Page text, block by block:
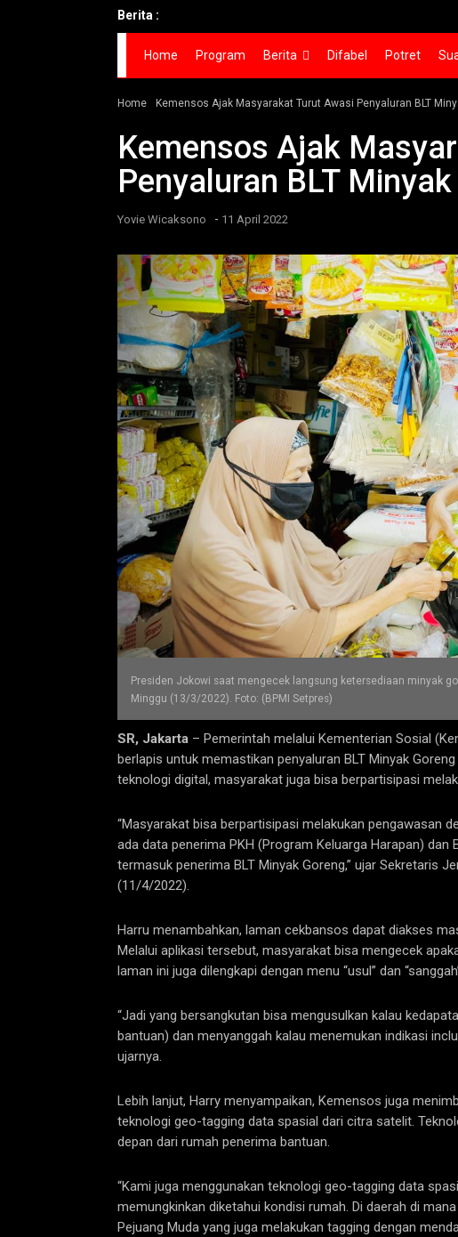
Berita :
Home Program Berita Difabel Potret
Home Kemensos Ajak Masyarakat Turut Awasi Penyaluran BLT
Kemensos Ajak
Penyaluran BLT
Yovie Wicaksono - 11 April 2022
Presiden Jokowi saat mengecek langsung ketersediaan minyak
Minggu (13/3/2022). Foto: (BPMI Setpres)
SR, Jakarta – Pemerintah melalui Kementerian Sosial
berlapis untuk memastikan penyaluran BLT Minyak
teknologi digital, masyarakat juga bisa berpartisipasi
“Masyarakat bisa berpartisipasi melakukan pengawasan
ada data penerima PKH (Program Keluarga Harapan)
termasuk penerima BLT Minyak Goreng,” ujar Sekretaris
(11/4/2022).
Harru menambahkan, laman cekbansos dapat diakses
Melalui aplikasi tersebut, masyarakat bisa mengecek
laman ini juga dilengkapi dengan menu “usul” dan
“Jadi yang bersangkutan bisa mengusulkan kalau
bantuan) dan menyanggah kalau menemukan indikasi
ujarnya.
Lebih lanjut, Harry menyampaikan, Kemensos juga
teknologi geo-tagging data spasial dari citra satelit.
depan dari rumah penerima bantuan.
“Kami juga menggunakan teknologi geo-tagging data
memungkinkan diketahui kondisi rumah. Di daerah di
Pejuang Muda yang juga melakukan tagging dengan